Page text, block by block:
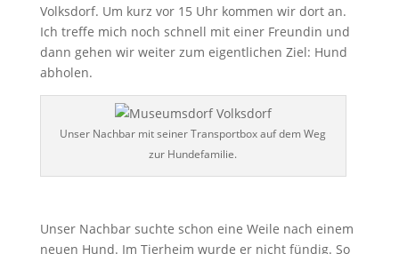
Volksdorf. Um kurz vor 15 Uhr kommen wir dort an.
Ich treffe mich noch schnell mit einer Freundin und
dann gehen wir weiter zum eigentlichen Ziel: Hund
abholen.
Unser Nachbar mit seiner Transportbox auf dem Weg
zur Hundefamilie.
Unser Nachbar suchte schon eine Weile nach einem
neuen Hund. Im Tierheim wurde er nicht fündig. So